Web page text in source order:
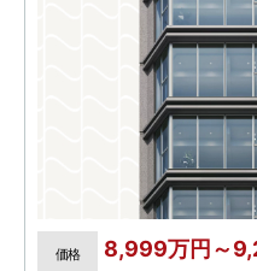
価格
8,999万円～